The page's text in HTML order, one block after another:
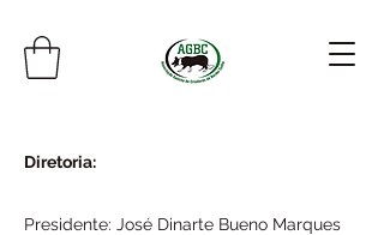
Diretoria:
Presidente: José Dinarte Bueno Marques